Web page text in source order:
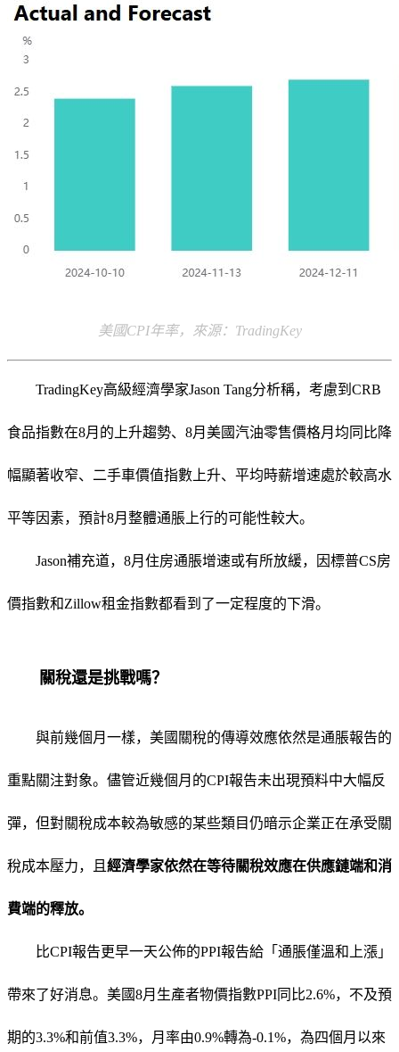
美國CPI年率，來源：TradingKey
TradingKey高級經濟學家Jason Tang分析稱，考慮到CRB
食品指數在8月的上升趨勢、8月美國汽油零售價格月均同比降
幅顯著收窄、二手車價值指數上升、平均時薪增速處於較高水
平等因素，預計8月整體通脹上行的可能性較大。
Jason補充道，8月住房通脹增速或有所放緩，因標普CS房
價指數和Zillow租金指數都看到了一定程度的下滑。
關稅還是挑戰嗎？
與前幾個月一樣，美國關稅的傳導效應依然是通脹報告的
重點關注對象。儘管近幾個月的CPI報告未出現預料中大幅反
彈，但對關稅成本較為敏感的某些類目仍暗示企業正在承受關
稅成本壓力，且 經濟學家依然在等待關稅效應在供應鏈端和消
費端的釋放。
比CPI報告更早一天公佈的PPI報告給「通脹僅溫和上漲」
帶來了好消息。美國8月生產者物價指數PPI同比2.6%，不及預
期的3.3%和前值3.3%，月率由0.9%轉為-0.1%，為四個月以來